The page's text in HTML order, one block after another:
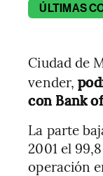
ÚLTIMAS
Ciudad de
vender,
con Bank
La parte
2001 el
operación